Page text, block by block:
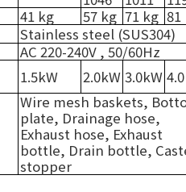
41 kg 57 kg 71 kg 81
Stainless steel (SUS304)
AC 220-240V , 50/60Hz
1.5kW 2.0kW 3.0kW
Wire mesh baskets,
plate, Drainage hose,
Exhaust hose, Exhaust
bottle, Drain bottle,
stopper